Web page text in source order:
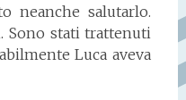
neanche salutarlo.
Sono stati trattenuti
Luca aveva